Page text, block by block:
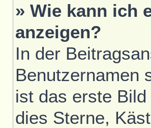
» Wie kann ich
anzeigen?
In der
Benutzernamen
ist das erste
dies Sterne,